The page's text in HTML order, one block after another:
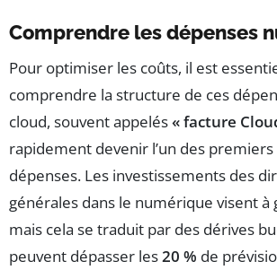
Comprendre les dépenses
Pour optimiser les coûts, il est
comprendre la structure de ces
cloud, souvent appelés« facture
rapidement devenir l’un des
dépenses. Les investissements des
générales dans le numérique visent à
mais cela se traduit par des dérives
peuvent dépasser les20 % de